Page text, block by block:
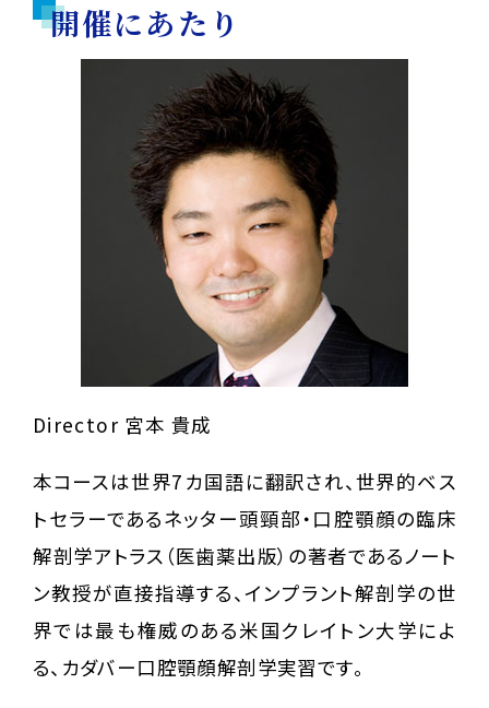
開催にあたり
Director 宮本 貴成
本コースは世界7カ国語に翻訳され、世界的ベス
トセラーであるネッター頭頸部・口腔顎顔の臨床
解剖学アトラス（医歯薬出版）の著者であるノート
ン教授が直接指導する、インプラント解剖学の世
界では最も権威のある米国クレイトン大学によ
る、カダバー口腔顎顔解剖学実習です。